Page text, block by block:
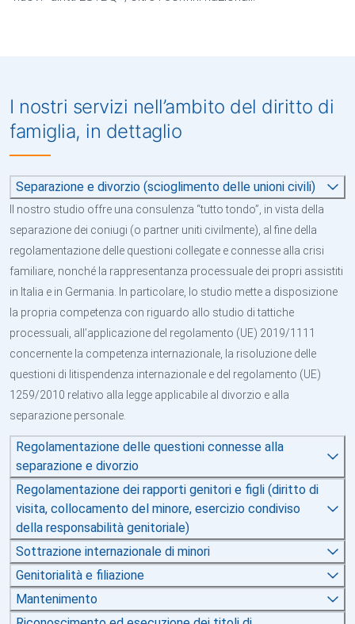
I nostri servizi nell’ambito del diritto di
famiglia, in dettaglio
Separazione e divorzio (scioglimento delle unioni civili)
Il nostro studio offre una consulenza “tutto tondo”, in vista della
separazione dei coniugi (o partner uniti civilmente), al fine della
regolamentazione delle questioni collegate e connesse alla crisi
familiare, nonché la rappresentanza processuale dei propri assistiti
in Italia e in Germania. In particolare, lo studio mette a disposizione
la propria competenza con riguardo allo studio di tattiche
processuali, all’applicazione del regolamento (UE) 2019/1111
concernente la competenza internazionale, la risoluzione delle
questioni di litispendenza internazionale e del regolamento (UE)
1259/2010 relativo alla legge applicabile al divorzio e alla
separazione personale.
Regolamentazione delle questioni connesse alla
separazione e divorzio
Regolamentazione dei rapporti genitori e figli (diritto di
visita, collocamento del minore, esercizio condiviso
della responsabilità genitoriale)
Sottrazione internazionale di minori
Genitorialità e filiazione
Mantenimento